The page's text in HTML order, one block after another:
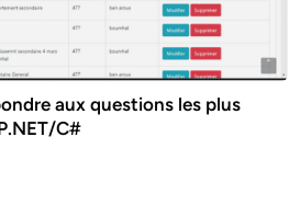
aux questions les plus
C#